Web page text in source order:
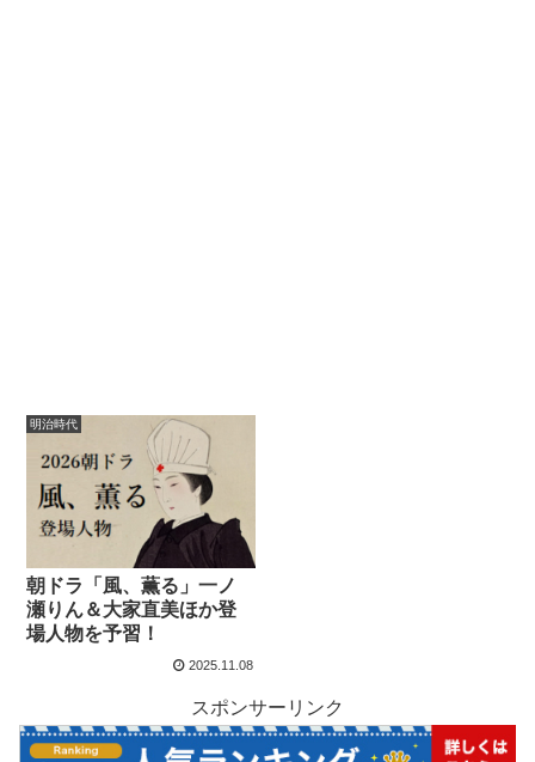
明治時代
朝ドラ「風、薫る」一ノ
瀬りん＆大家直美ほか登
場人物を予習！
2025.11.08
スポンサーリンク